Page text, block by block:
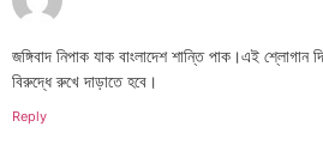
জঙ্গিবাদ নিপাক যাক বাংলাদেশ শান্তি পাক।এই শ্লোগান
বিরুদ্ধে রুখে দাড়াতে হবে।
Reply